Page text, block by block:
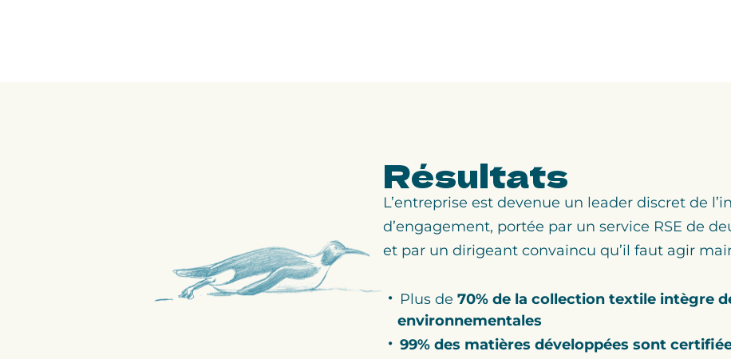
Résultats
L’entreprise est devenue un leader discret de
d’engagement, portée par un service RSE de
et par un dirigeant convaincu qu’il faut agir
Plus de70% de la collection textile intègre
environnementales
99% des matières développées sont